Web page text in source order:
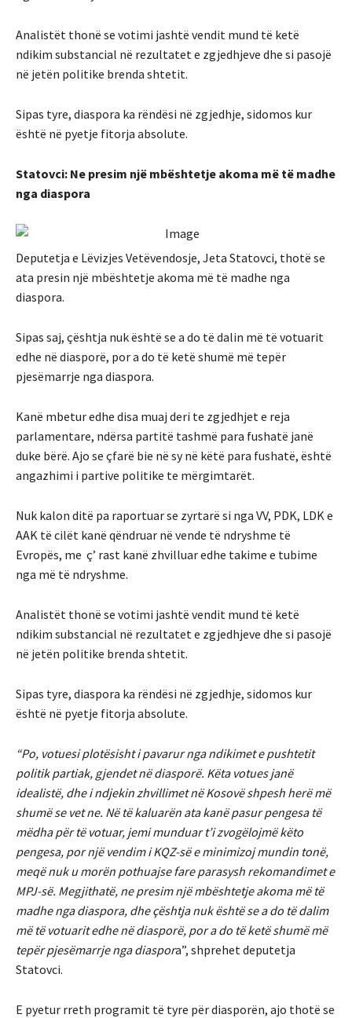
Analistët thonë se votimi jashtë vendit mund të ketë
ndikim substancial në rezultatet e zgjedhjeve dhe si pasojë
në jetën politike brenda shtetit.
Sipas tyre, diaspora ka rëndësi në zgjedhje, sidomos kur
është në pyetje fitorja absolute.
Statovci: Ne presim një mbështetje akoma më të madhe
nga diaspora
Deputetja e Lëvizjes Vetëvendosje, Jeta Statovci, thotë se
ata presin një mbështetje akoma më të madhe nga
diaspora.
Sipas saj, çështja nuk është se a do të dalin më të votuarit
edhe në diasporë, por a do të ketë shumë më tepër
pjesëmarrje nga diaspora.
Kanë mbetur edhe disa muaj deri te zgjedhjet e reja
parlamentare, ndërsa partitë tashmë para fushatë janë
duke bërë. Ajo se çfarë bie në sy në këtë para fushatë, është
angazhimi i partive politike te mërgimtarët.
Nuk kalon ditë pa raportuar se zyrtarë si nga VV, PDK, LDK e
AAK të cilët kanë qëndruar në vende të ndryshme të
Evropës, me ç’ rast kanë zhvilluar edhe takime e tubime
nga më të ndryshme.
Analistët thonë se votimi jashtë vendit mund të ketë
ndikim substancial në rezultatet e zgjedhjeve dhe si pasojë
në jetën politike brenda shtetit.
Sipas tyre, diaspora ka rëndësi në zgjedhje, sidomos kur
është në pyetje fitorja absolute.
“Po, votuesi plotësisht i pavarur nga ndikimet e pushtetit
politik partiak, gjendet në diasporë. Këta votues janë
idealistë, dhe i ndjekin zhvillimet në Kosovë shpesh herë më
shumë se vet ne. Në të kaluarën ata kanë pasur pengesa të
mëdha për të votuar, jemi munduar t’i zvogëlojmë këto
pengesa, por një vendim i KQZ-së e minimizoj mundin tonë,
meqë nuk u morën pothuajse fare parasysh rekomandimet e
MPJ-së. Megjithatë, ne presim një mbështetje akoma më të
madhe nga diaspora, dhe çështja nuk është se a do të dalim
më të votuarit edhe në diasporë, por a do të ketë shumë më
tepër pjesëmarrje nga diaspora”, shprehet deputetja
Statovci.
E pyetur rreth programit të tyre për diasporën, ajo thotë se